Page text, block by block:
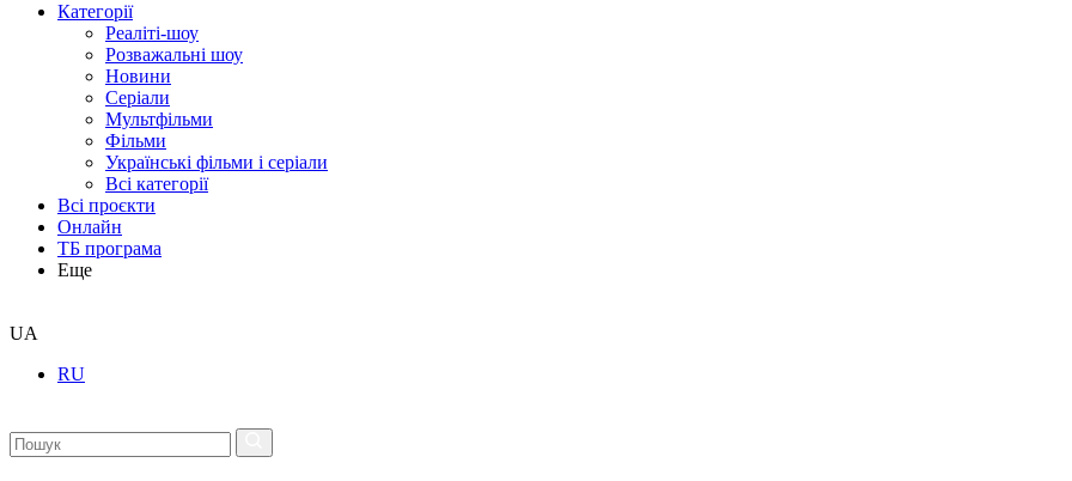
Категорії
Реаліті-шоу
Розважальні шоу
Новини
Серіали
Мультфільми
Фільми
Українські фільми і серіали
Всі категорії
Всі проєкти
Онлайн
ТБ програма
Еще
UA
RU